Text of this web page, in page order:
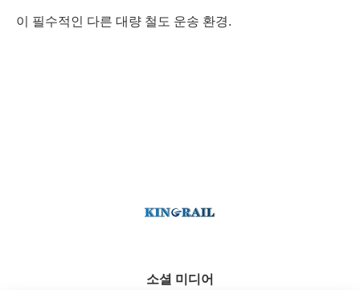
이 필수적인 다른 대량 철도 운송 환경.
소셜 미디어